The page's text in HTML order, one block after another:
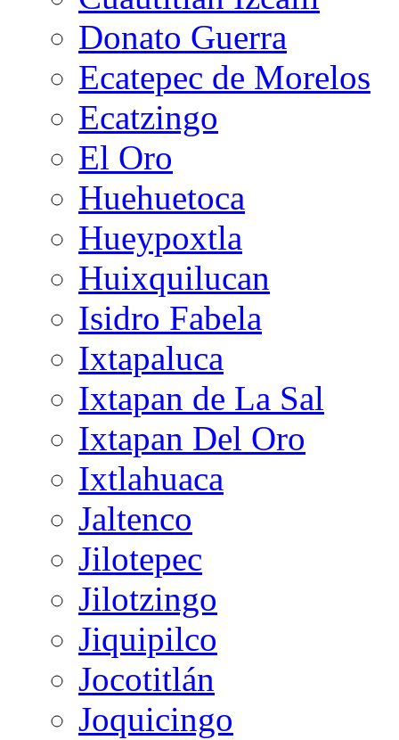
Donato Guerra
Ecatepec de Morelos
Ecatzingo
El Oro
Huehuetoca
Hueypoxtla
Huixquilucan
Isidro Fabela
Ixtapaluca
Ixtapan de La Sal
Ixtapan Del Oro
Ixtlahuaca
Jaltenco
Jilotepec
Jilotzingo
Jiquipilco
Jocotitlán
Joquicingo